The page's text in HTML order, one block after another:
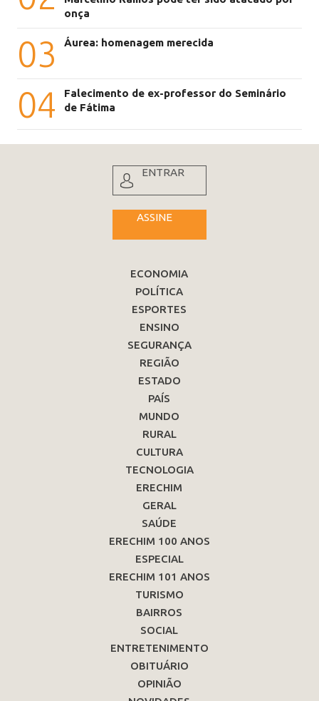
onça
03 Áurea: homenagem merecida
04
Falecimento de ex-professor do Seminário
de Fátima
ENTRAR
ASSINE
ECONOMIA
POLÍTICA
ESPORTES
ENSINO
SEGURANÇA
REGIÃO
ESTADO
PAÍS
MUNDO
RURAL
CULTURA
TECNOLOGIA
ERECHIM
GERAL
SAÚDE
ERECHIM 100 ANOS
ESPECIAL
ERECHIM 101 ANOS
TURISMO
BAIRROS
SOCIAL
ENTRETENIMENTO
OBITUÁRIO
OPINIÃO